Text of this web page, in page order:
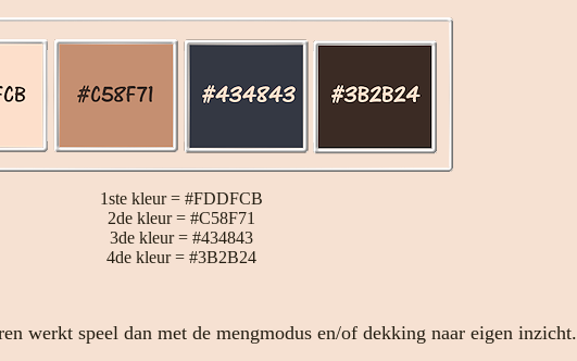
1ste kleur = #FDDFCB
2de kleur = #C58F71
3de kleur = #434843
4de kleur = #3B2B24
werkt speel dan met de mengmodus en/of dekking naar eigen inzicht.